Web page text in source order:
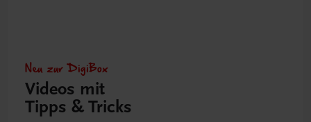
Neu zur DigiBox
Videos mit
Tipps & Tricks